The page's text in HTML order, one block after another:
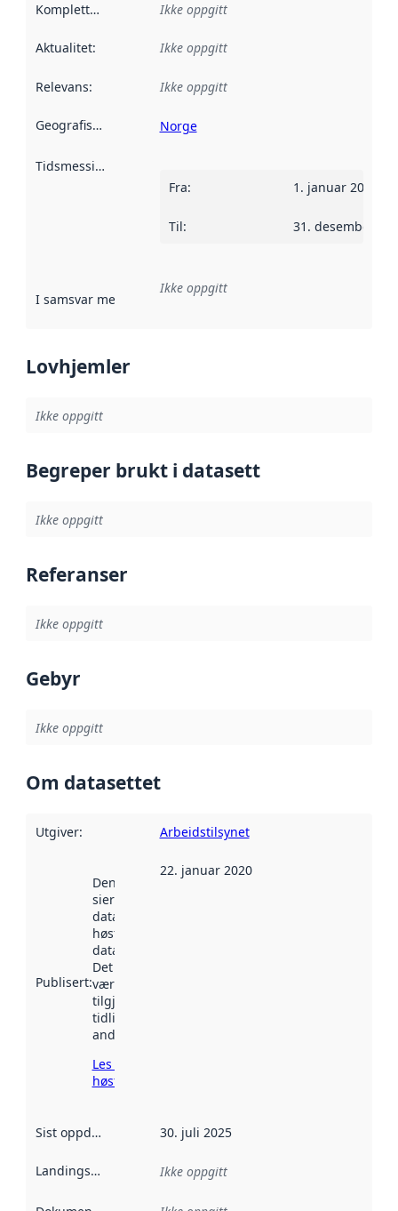
Kompletthet Ikke oppgitt
Aktualitet: Ikke oppgitt
Relevans: Ikke oppgitt
Geografisk avgrensning :
Norge
Tidsmessig avgrensning
Fra: 1. januar 2013
Til: 31. desember
I samsvar med Referanse til en implementasjonsregel
Ikke oppgitt
Lovhjemler
Ikke oppgitt
Begreper brukt i datasett
Ikke oppgitt
Referanser
Ikke oppgitt
Gebyr
Ikke oppgitt
Om datasettet
Utgiver: Arbeidstilsynet
Publisert:
Denne datoen
sier når
datasettet ble
høstet av
data.norge.no.
Det kan ha
vært
tilgjengelig
tidligere
andre steder.
Les mer om
høsting her
22. januar 2020
Sist oppdatert 30. juli 2025
Landingsside Ikke oppgitt